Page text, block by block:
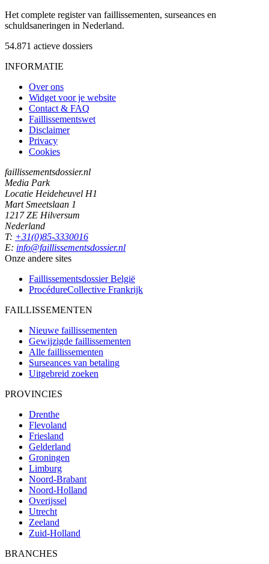
Het complete register van faillissementen, surseances en
schuldsaneringen in Nederland.
54.871 actieve dossiers
INFORMATIE
Over ons
Widget voor je website
Contact & FAQ
Faillissementswet
Disclaimer
Privacy
Cookies
faillissementsdossier.nl
Media Park
Locatie Heideheuvel H1
Mart Smeetslaan 1
1217 ZE Hilversum
Nederland
T: +31(0)85-3330016
E: info@faillissementsdossier.nl
Onze andere sites
Faillissementsdossier België
ProcédureCollective Frankrijk
FAILLISSEMENTEN
Nieuwe faillissementen
Gewijzigde faillissementen
Alle faillissementen
Surseances van betaling
Uitgebreid zoeken
PROVINCIES
Drenthe
Flevoland
Friesland
Gelderland
Groningen
Limburg
Noord-Brabant
Noord-Holland
Overijssel
Utrecht
Zeeland
Zuid-Holland
BRANCHES